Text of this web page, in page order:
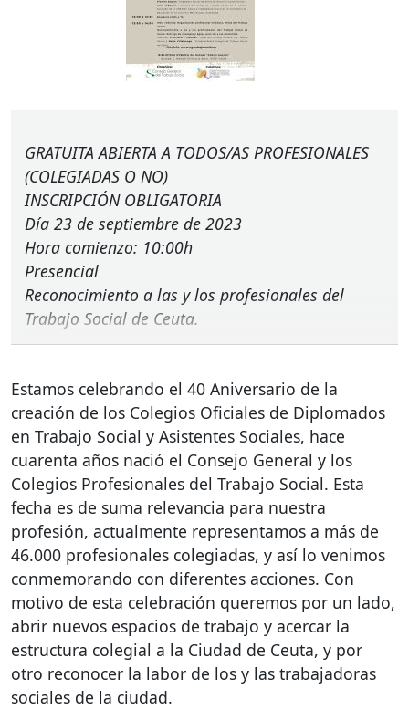
GRATUITA ABIERTA A TODOS/AS PROFESIONALES
(COLEGIADAS O NO)
INSCRIPCIÓN OBLIGATORIA
Día 23 de septiembre de 2023
Hora comienzo: 10:00h
Presencial
Reconocimiento a las y los profesionales del
Trabajo Social de Ceuta.
Estamos celebrando el 40 Aniversario de la
creación de los Colegios Oficiales de Diplomados
en Trabajo Social y Asistentes Sociales, hace
cuarenta años nació el Consejo General y los
Colegios Profesionales del Trabajo Social. Esta
fecha es de suma relevancia para nuestra
profesión, actualmente representamos a más de
46.000 profesionales colegiadas, y así lo venimos
conmemorando con diferentes acciones. Con
motivo de esta celebración queremos por un lado,
abrir nuevos espacios de trabajo y acercar la
estructura colegial a la Ciudad de Ceuta, y por
otro reconocer la labor de los y las trabajadoras
sociales de la ciudad.